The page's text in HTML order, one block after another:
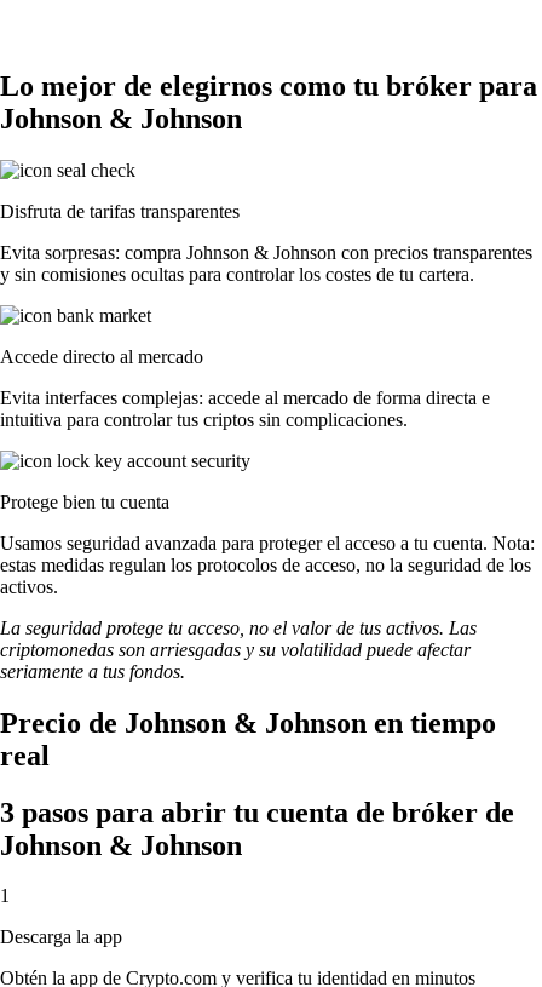
Lo mejor de elegirnos como tu bróker para
Johnson & Johnson
Disfruta de tarifas transparentes
Evita sorpresas: compra Johnson & Johnson con precios transparentes
y sin comisiones ocultas para controlar los costes de tu cartera.
Accede directo al mercado
Evita interfaces complejas: accede al mercado de forma directa e
intuitiva para controlar tus criptos sin complicaciones.
Protege bien tu cuenta
Usamos seguridad avanzada para proteger el acceso a tu cuenta. Nota:
estas medidas regulan los protocolos de acceso, no la seguridad de los
activos.
La seguridad protege tu acceso, no el valor de tus activos. Las
criptomonedas son arriesgadas y su volatilidad puede afectar
seriamente a tus fondos.
Precio de Johnson & Johnson en tiempo
real
3 pasos para abrir tu cuenta de bróker de
Johnson & Johnson
1
Descarga la app
Obtén la app de Crypto.com y verifica tu identidad en minutos